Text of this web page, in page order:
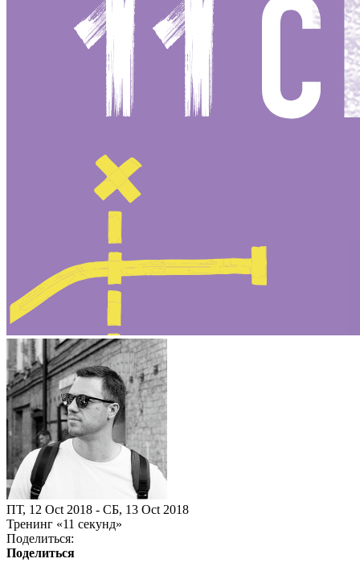
ПТ, 12 Oct 2018 - СБ, 13 Oct 2018
Тренинг «11 секунд»
Поделиться:
Поделиться